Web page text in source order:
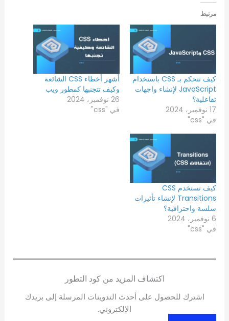
مرتبط
كيف تتحكم بـ CSS باستخدام
JavaScript لإنشاء واجهات
تفاعلية؟
17 نوفمبر، 2024
في "css"
أشهر أخطاء CSS الشائعة
وكيف تتجنبها كمطور ويب
26 نوفمبر، 2024
في "css"
كيف تستخدم CSS
Transitions لإنشاء تأثيرات
سلسة واحترافية؟
6 نوفمبر، 2024
في "css"
اكتشاف المزيد من كود التطور
اشترك للحصول على أحدث التدوينات المرسلة إلى بريدك
الإلكتروني.